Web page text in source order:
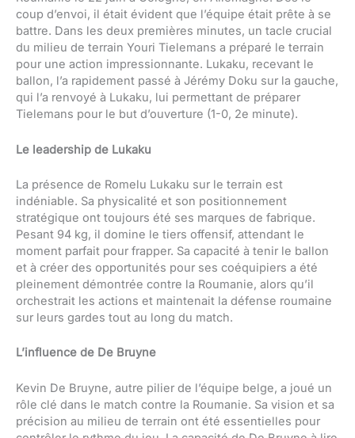
coup d’envoi, il était évident que l’équipe était prête à se
battre. Dans les deux premières minutes, un tacle crucial
du milieu de terrain Youri Tielemans a préparé le terrain
pour une action impressionnante. Lukaku, recevant le
ballon, l’a rapidement passé à Jérémy Doku sur la gauche,
qui l’a renvoyé à Lukaku, lui permettant de préparer
Tielemans pour le but d’ouverture (1-0, 2e minute).
Le leadership de Lukaku
La présence de Romelu Lukaku sur le terrain est
indéniable. Sa physicalité et son positionnement
stratégique ont toujours été ses marques de fabrique.
Pesant 94 kg, il domine le tiers offensif, attendant le
moment parfait pour frapper. Sa capacité à tenir le ballon
et à créer des opportunités pour ses coéquipiers a été
pleinement démontrée contre la Roumanie, alors qu’il
orchestrait les actions et maintenait la défense roumaine
sur leurs gardes tout au long du match.
L’influence de De Bruyne
Kevin De Bruyne, autre pilier de l’équipe belge, a joué un
rôle clé dans le match contre la Roumanie. Sa vision et sa
précision au milieu de terrain ont été essentielles pour